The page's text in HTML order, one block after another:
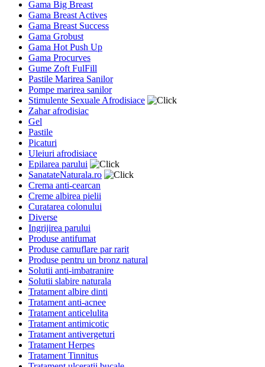
Gama Big Breast
Gama Breast Actives
Gama Breast Success
Gama Grobust
Gama Hot Push Up
Gama Procurves
Gume Zoft FulFill
Pastile Marirea Sanilor
Pompe marirea sanilor
Stimulente Sexuale Afrodisiace
Zahar afrodisiac
Gel
Pastile
Picaturi
Uleiuri afrodisiace
Epilarea parului
SanatateNaturala.ro
Crema anti-cearcan
Creme albirea pielii
Curatarea colonului
Diverse
Ingrijirea parului
Produse antifumat
Produse camuflare par rarit
Produse pentru un bronz natural
Solutii anti-imbatranire
Solutii slabire naturala
Tratament albire dinti
Tratament anti-acnee
Tratament anticelulita
Tratament antimicotic
Tratament antivergeturi
Tratament Herpes
Tratament Tinnitus